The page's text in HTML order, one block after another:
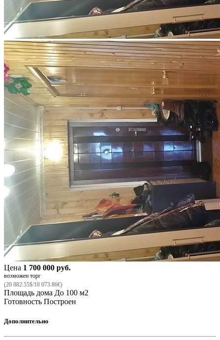
Цена 1 700 000 руб.
возможен торг
(20 882.55$/18 073.86€)
Площадь дома До 100 м2
Готовность Построен
Дополнительно